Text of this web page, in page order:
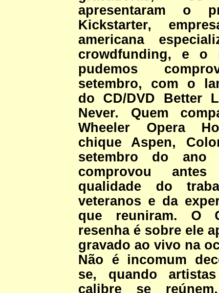
apresentaram o
Kickstarter,
americana
crowdfunding, e o
pudemos
setembro, com o
do CD/DVD Better
Never. Quem
Wheeler Opera
chique Aspen,
setembro do ano
comprovou
qualidade do
veteranos e da
que reuniram. O
resenha é sobre ele
gravado ao vivo na
Não é incomum
se, quando
calibre se